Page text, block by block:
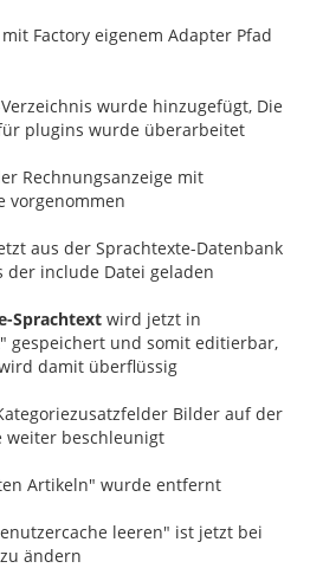
Factory eigenem Adapter Pfad
wurde hinzugefügt, Die
plugins wurde überarbeitet
Rechnungsanzeige mit
vorgenommen
aus der Sprachtexte-Datenbank
der include Datei geladen
Sprachtext wird jetzt in
gespeichert und somit editierbar,
damit überflüssig
Bilder auf der
weiter beschleunigt
Artikeln" wurde entfernt
leeren" ist jetzt bei
ändern